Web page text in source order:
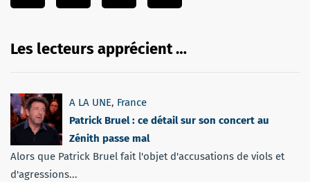
Les lecteurs apprécient …
A LA UNE, France
Patrick Bruel : ce détail sur son concert au
Zénith passe mal
Alors que Patrick Bruel fait l'objet d'accusations de viols et
d'agressions...